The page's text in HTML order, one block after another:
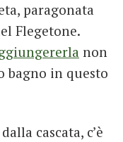
paragonata
Flegetone.
non
bagno in questo
cascata, c’è